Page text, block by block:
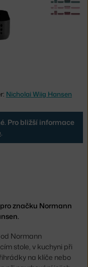
Nicholai Wiig Hansen
Pro bližší informace
.
značku Normann
Normann
stole, v kuchyni při
na klíče nebo